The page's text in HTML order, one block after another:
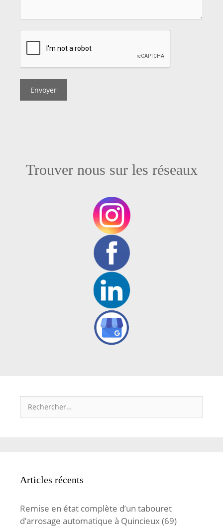
Trouver nous sur les réseaux
Rechercher :
Articles récents
Remise en état complète d’un tabouret
d’arrosage automatique à Quincieux (69)